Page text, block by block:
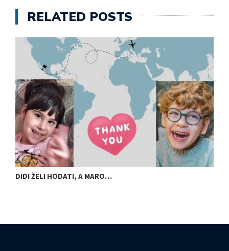
RELATED POSTS
DIDI ŽELI HODATI, A MARO…